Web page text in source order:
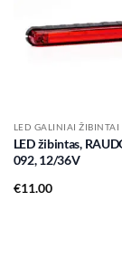
LED GALINIAI ŽIBINTAI
LED žibintas,
092, 12/36V
€11.00